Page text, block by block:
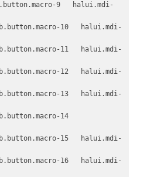
9   halui.mdi-
10   halui.mdi-
11   halui.mdi-
12   halui.mdi-
13   halui.mdi-
14
15   halui.mdi-
16   halui.mdi-